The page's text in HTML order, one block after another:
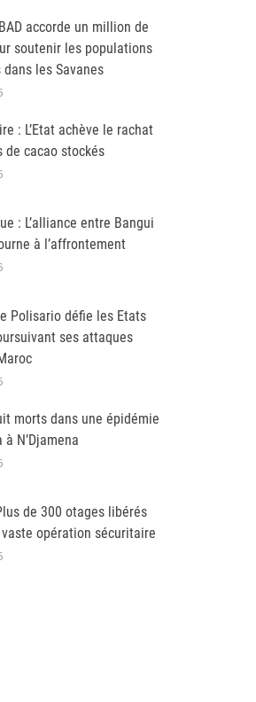
accorde un million de
soutenir les populations
les Savanes
: L’Etat achève le rachat
de cacao stockés
: L’alliance entre Bangui
à l’affrontement
Polisario défie les Etats
ses attaques
morts dans une épidémie
N’Djamena
de 300 otages libérés
vaste opération sécuritaire